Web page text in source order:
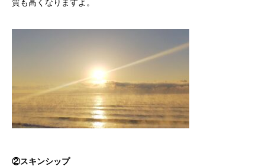
質も高くなりますよ。
②スキンシップ